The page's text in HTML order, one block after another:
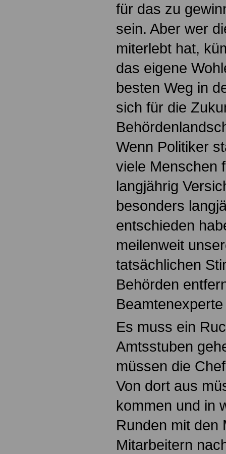
für das zu
sein. Aber wer
miterlebt hat,
das eigene
besten Weg in
sich für die
Wenn Politiker
viele Menschen
langjährig
besonders
entschieden
meilenweit
tatsächlichen
Behörden
Es muss ein
Amtsstuben
müssen die
Von dort aus
kommen und in
Runden mit den
Mitarbeitern